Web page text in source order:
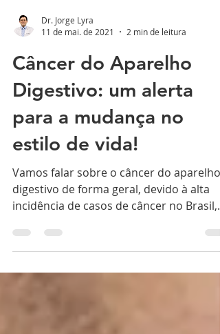
11 de mai. de 2021
2 min de leitura
Câncer do Aparelho
Digestivo: um alerta
para a mudança no
estilo de vida!
Vamos falar sobre o câncer do aparelho
digestivo de forma geral, devido à alta
incidência de casos de câncer no Brasil,